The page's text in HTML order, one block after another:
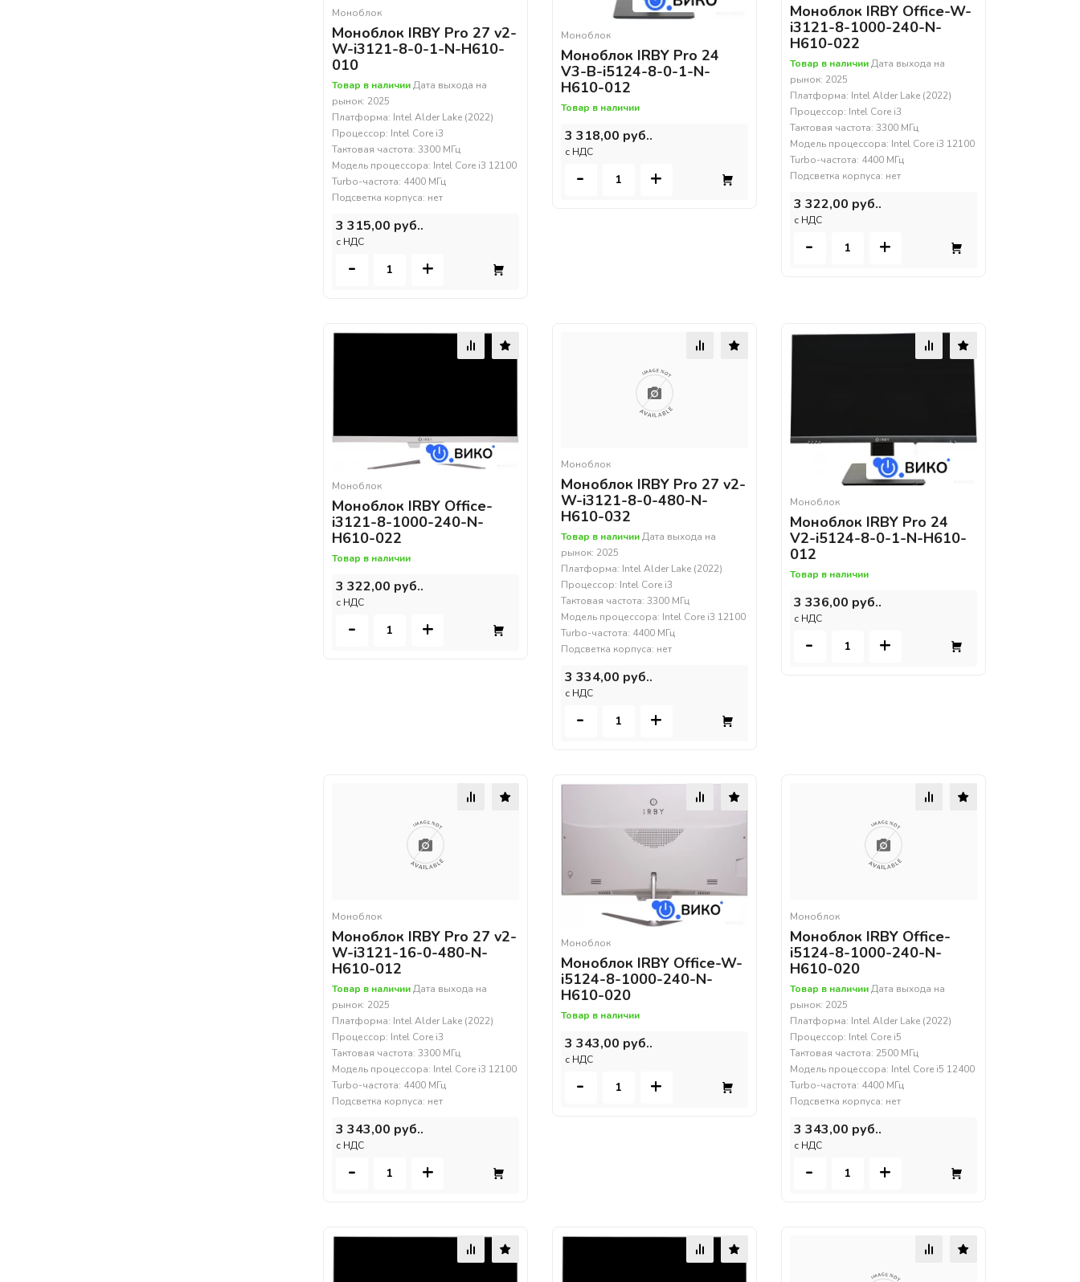
Моноблок
Моноблок IRBY Pro 27 v2-
W-i3121-8-0-1-N-H610-
010
Товар в наличииДата выхода на
рынок: 2025
Платформа: Intel Alder Lake (2022)
Процессор: Intel Core i3
Тактовая частота: 3300 МГц
Модель процессора: Intel Core i3 12100
Turbo-частота: 4400 МГц
Подсветка корпуса: нет
3 315,00 руб..
c НДС
- +
Моноблок
Моноблок IRBY Pro 24
V3-B-i5124-8-0-1-N-
H610-012
Товар в наличии
3 318,00 руб..
c НДС
- +
Моноблок IRBY Office-W-
i3121-8-1000-240-N-
H610-022
Товар в наличииДата выхода на
рынок: 2025
Платформа: Intel Alder Lake (2022)
Процессор: Intel Core i3
Тактовая частота: 3300 МГц
Модель процессора: Intel Core i3 12100
Turbo-частота: 4400 МГц
Подсветка корпуса: нет
3 322,00 руб..
c НДС
- +
Моноблок
Моноблок IRBY Office-
i3121-8-1000-240-N-
H610-022
Товар в наличии
3 322,00 руб..
c НДС
- +
Моноблок
Моноблок IRBY Pro 27 v2-
W-i3121-8-0-480-N-
H610-032
Товар в наличииДата выхода на
рынок: 2025
Платформа: Intel Alder Lake (2022)
Процессор: Intel Core i3
Тактовая частота: 3300 МГц
Модель процессора: Intel Core i3 12100
Turbo-частота: 4400 МГц
Подсветка корпуса: нет
3 334,00 руб..
c НДС
- +
Моноблок
Моноблок IRBY Pro 24
V2-i5124-8-0-1-N-H610-
012
Товар в наличии
3 336,00 руб..
c НДС
- +
Моноблок
Моноблок IRBY Pro 27 v2-
W-i3121-16-0-480-N-
H610-012
Товар в наличииДата выхода на
рынок: 2025
Платформа: Intel Alder Lake (2022)
Процессор: Intel Core i3
Тактовая частота: 3300 МГц
Модель процессора: Intel Core i3 12100
Turbo-частота: 4400 МГц
Подсветка корпуса: нет
3 343,00 руб..
c НДС
- +
Моноблок
Моноблок IRBY Office-W-
i5124-8-1000-240-N-
H610-020
Товар в наличии
3 343,00 руб..
c НДС
- +
Моноблок
Моноблок IRBY Office-
i5124-8-1000-240-N-
H610-020
Товар в наличииДата выхода на
рынок: 2025
Платформа: Intel Alder Lake (2022)
Процессор: Intel Core i5
Тактовая частота: 2500 МГц
Модель процессора: Intel Core i5 12400
Turbo-частота: 4400 МГц
Подсветка корпуса: нет
3 343,00 руб..
c НДС
- +